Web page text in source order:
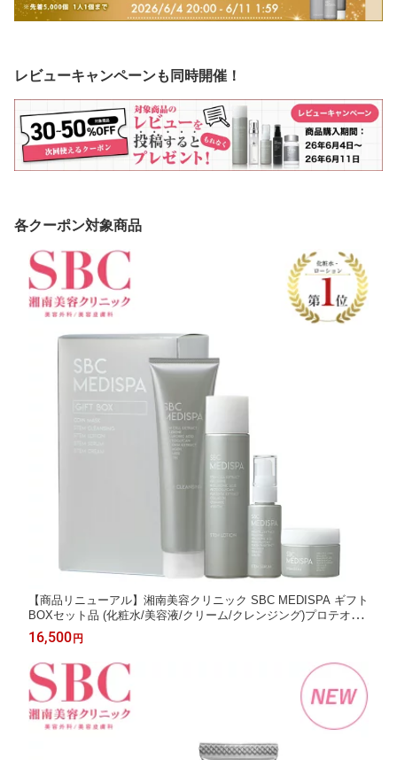
レビューキャンペーンも同時開催！
各クーポン対象商品
【商品リニューアル】湘南美容クリニック SBC MEDISPA ギフト
BOXセット品 (化粧水/美容液/クリーム/クレンジング)プロテオグ
リカン セラミド フラーレン 配合 プレゼント
16,500 円